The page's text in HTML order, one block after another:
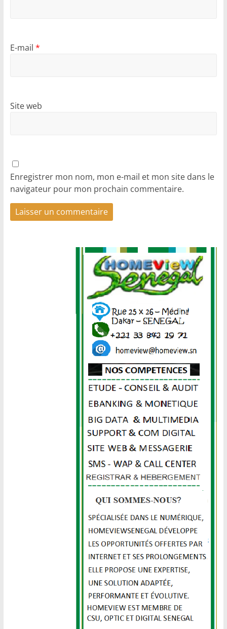
E-mail *
Site web
Enregistrer mon nom, mon e-mail et mon site dans le
navigateur pour mon prochain commentaire.